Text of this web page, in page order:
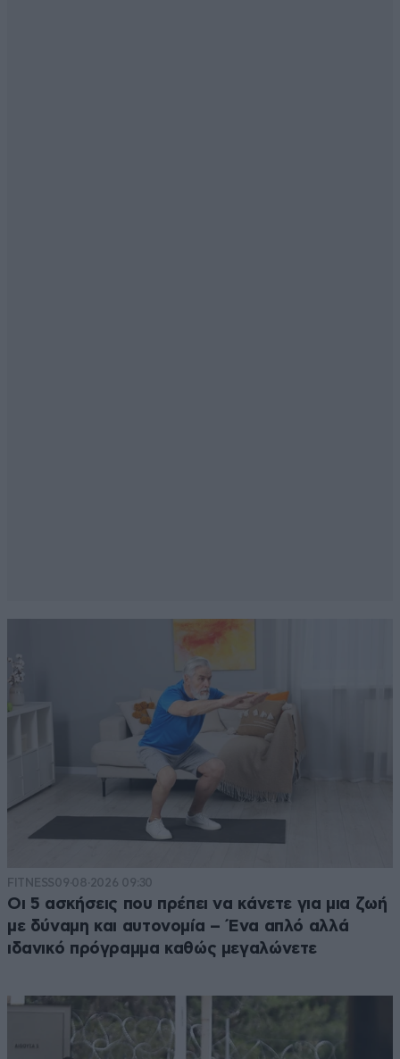
FITNESS09·08·2026 09:30
Οι 5 ασκήσεις που πρέπει να κάνετε για μια ζωή
με δύναμη και αυτονομία – Ένα απλό αλλά
ιδανικό πρόγραμμα καθώς μεγαλώνετε